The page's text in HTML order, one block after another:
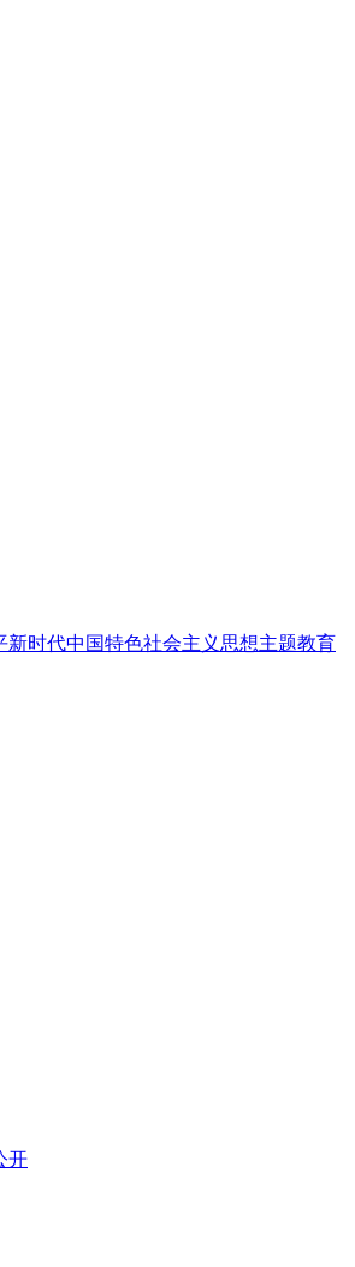
新时代中国特色社会主义思想主题教育
开